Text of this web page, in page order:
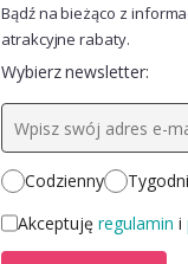
Bądź na bieżąco z
atrakcyjne rabaty.
Wybierz newsletter:
Codzienny
Akceptuję regulamin i